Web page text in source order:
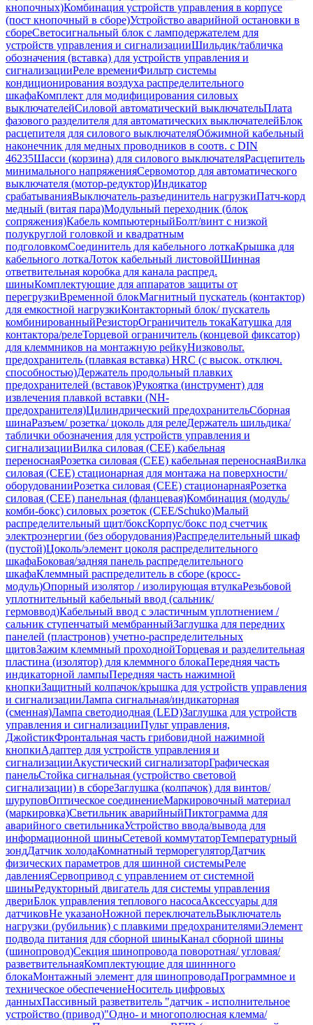
кнопочных)Комбинация устройств управления в корпусе
(пост кнопочный в сборе)Устройство аварийной остановки в
сбореСветосигнальный блок с ламподержателем для
устройств управления и сигнализацииШильдик/табличка
обозначения (вставка) для устройств управления и
сигнализацииРеле времениФильтр системы
кондиционирования воздуха распределительного
шкафаКомплект для модифицирования силовых
выключателейСиловой автоматический выключательПлата
фазового разделителя для автоматических выключателейБлок
расцепителя для силового выключателяОбжимной кабельный
наконечник для медных проводников в соотв. с DIN
46235Шасси (корзина) для силового выключателяРасцепитель
минимального напряженияСервомотор для автоматического
выключателя (мотор-редуктор)Индикатор
срабатыванияВыключатель-разъединитель нагрузкиПатч-корд
медный (витая пара)Модульный переходник (блок
сопряжения)Кабель компьютерныйБолт/винт с низкой
полукруглой головкой и квадратным
подголовкомСоединитель для кабельного лоткаКрышка для
кабельного лоткаЛоток кабельный листовойШинная
ответвительная коробка для канала распред.
шиныКомплектующие для аппаратов защиты от
перегрузкиВременной блокМагнитный пускатель (контактор)
для емкостной нагрузкиКонтакторный блок/ пускатель
комбинированныйРезисторОграничитель токаКатушка для
контактора/релеТорцевой ограничитель (концевой фиксатор)
для клеммников на монтажную рейкуНизковольт.
предохранитель (плавкая вставка) HRC (с высок. отключ.
способностью)Держатель продольный плавких
предохранителей (вставок)Рукоятка (инструмент) для
извлечения плавкой вставки (NH-
предохранителя)Цилиндрический предохранительСборная
шинаРазъем/ розетка/ цоколь для релеДержатель шильдика/
таблички обозначения для устройств управления и
сигнализацииВилка силовая (CEE) кабельная
переноснаяРозетка силовая (CEE) кабельная переноснаяВилка
силовая (CEE) стационарная для монтажа на поверхности/
оборудованииРозетка силовая (CEE) стационарнаяРозетка
силовая (CEE) панельная (фланцевая)Комбинация (модуль/
комби-бокс) силовых розеток (CEE/Schuko)Малый
распределительный щит/боксКорпус/бокс под счетчик
электроэнергии (без оборудования)Распределительный шкаф
(пустой)Цоколь/элемент цоколя распределительного
шкафаБоковая/задняя панель распределительного
шкафаКлеммный распределитель в сборе (кросс-
модуль)Опорный изолятор / изолирующая втулкаРезьбовой
уплотнительный кабельный ввод (сальник/
гермоввод)Кабельный ввод с эластичным уплотнением /
сальник ступенчатый мембранныйЗаглушка для передних
панелей (пластронов) учетно-распределительных
щитовЗажим клеммный проходнойТорцевая и разделительная
пластина (изолятор) для клеммного блокаПередняя часть
индикаторной лампыПередняя часть нажимной
кнопкиЗащитный колпачок/крышка для устройств управления
и сигнализацииЛампа сигнальная/индикаторная
(сменная)Лампа светодиодная (LED)Заглушка для устройств
управления и сигнализацииПульт управления,
ДжойстикФронтальная часть грибовидной нажимной
кнопкиАдаптер для устройств управления и
сигнализацииАкустический сигнализаторГрафическая
панельСтойка сигнальная (устройство световой
сигнализации) в сбореЗаглушка (колпачок) для винтов/
шуруповОптическое соединениеМаркировочный материал
(маркировка)Светильник аварийныйПиктограмма для
аварийного светильникаУстройство ввода/вывода для
информационной шиныСетевой коммутаторТемпературный
зондДатчик холодаКомнатный терморегуляторДатчик
физических параметров для шинной системыРеле
давленияСервопривод с управлением от системной
шиныРедукторный двигатель для системы управления
двериБлок управления теплового насосаАксессуары для
датчиковНе указаноНожной переключательВыключатель
нагрузки (рубильник) с плавкими предохранителямиЭлемент
подвода питания для сборной шиныКанал сборной шины
(шинопровод)Секция шинопровода поворотная/ угловая/
разветвительнаяКомплектующие для шиннного
блокаМонтажный элемент для шинопроводаПрограммное и
техническое обеспечениеНоситель цифровых
данныхПассивный разветвитель "датчик - исполнительное
устройство (привод)"Одно- и многополюсная клемма/